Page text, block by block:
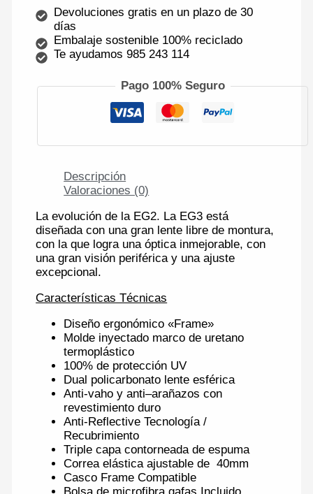
Devoluciones gratis en un plazo de 30
días
Embalaje sostenible 100% reciclado
Te ayudamos 985 243 114
Pago 100% Seguro
Descripción
Valoraciones (0)
La evolución de la EG2. La EG3 está
diseñada con una gran lente libre de montura,
con la que logra una óptica inmejorable, con
una gran visión periférica y una ajuste
excepcional.
Características Técnicas
Diseño ergonómico «Frame»
Molde inyectado marco de uretano
termoplástico
100% de protección UV
Dual policarbonato lente esférica
Anti-vaho y anti–arañazos con
revestimiento duro
Anti-Reflective Tecnología /
Recubrimiento
Triple capa contorneada de espuma
Correa elástica ajustable de40mm
Casco Frame Compatible
Bolsa de microfibra gafas Incluido